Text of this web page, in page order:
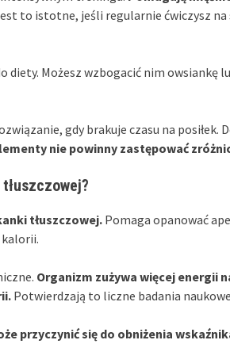
to istotne, jeśli regularnie ćwiczysz na
diety. Możesz wzbogacić nim owsiankę
gdy brakuje czasu na posiłek.
nie powinny zastępować
tłuszczowej.Pomaga opanować
kalorii.
Organizm zużywa więcej energii
Potwierdzają to liczne badania
przyczynić się do obniżenia